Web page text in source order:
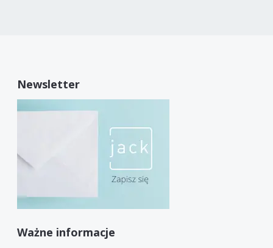
Newsletter
Ważne informacje